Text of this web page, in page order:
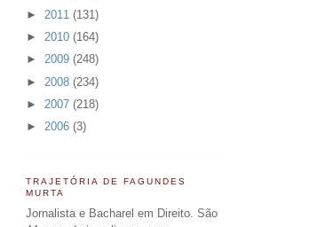
► 2011 (131)
► 2010 (164)
► 2009 (248)
► 2008 (234)
► 2007 (218)
► 2006 (3)
TRAJETÓRIA DE FAGUNDES
MURTA
Jornalista e Bacharel em Direito. São